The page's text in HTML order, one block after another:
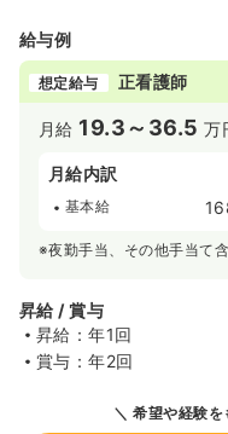
給与例
想定給与 正看護師
月給 19.3～36.5 万
月給内訳
基本給
※夜勤手当、その他手当て
昇給 / 賞与
昇給：年1回
賞与：年2回
希望や経験を